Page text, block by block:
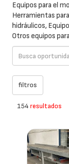
Equipos para el
Herramientas
hidráulicos,
Otros equipos
154resultados